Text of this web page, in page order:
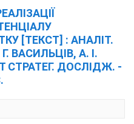
[ТЕКСТ] : АНАЛІТ.
ВАСИЛЬЦІВ, А. І.
СТРАТЕГ. ДОСЛІДЖ. -